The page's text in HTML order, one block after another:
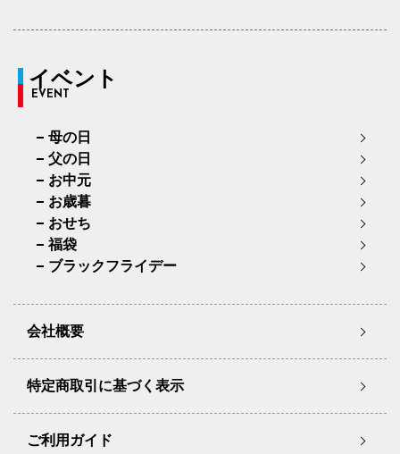
イベント
EVENT
母の日
父の日
お中元
お歳暮
おせち
福袋
ブラックフライデー
会社概要
特定商取引に基づく表示
ご利用ガイド